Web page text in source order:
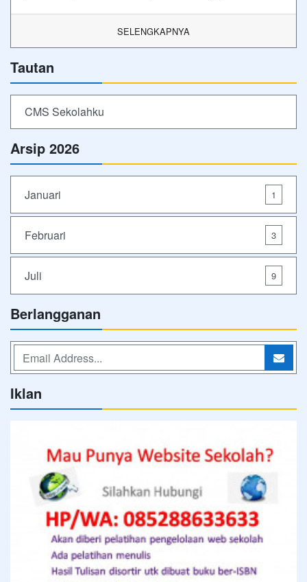
SELENGKAPNYA
Tautan
CMS Sekolahku
Arsip 2026
Januari 1
Februari 3
Juli 9
Berlangganan
Iklan